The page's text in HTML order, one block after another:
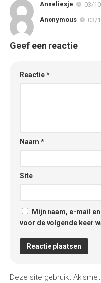
Anneliesje 03/
Anonymous 03/
Geef een reactie
Reactie*
Naam *
Site
Mijn naam, e-mail
voor de volgende keer
Deze site gebruikt